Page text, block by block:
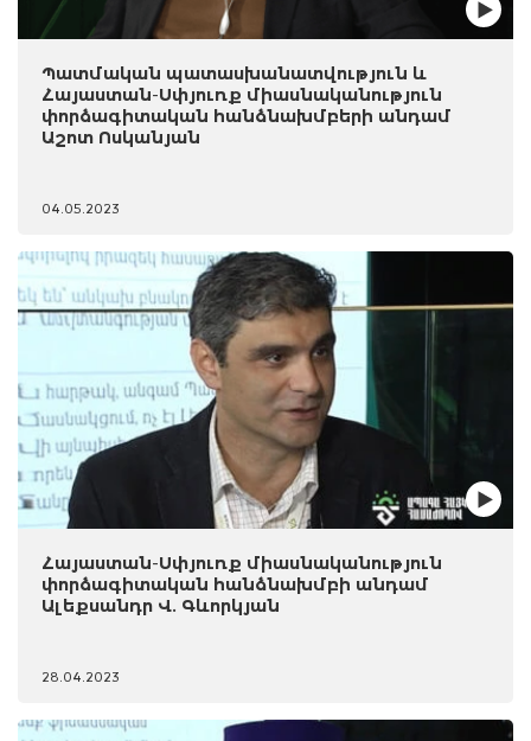
Պատմական պատասխանատվություն և
Հայաստան-Սփյուռք միասնականություն
փորձագիտական հանձնախմբերի անդամ
Աշոտ Ոսկանյան
04.05.2023
Հայաստան-Սփյուռք միասնականություն
փորձագիտական հանձնախմբի անդամ
Ալեքսանդր Վ. Գևորկյան
28.04.2023